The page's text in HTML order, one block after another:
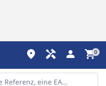
place handyman person shopping_cart0